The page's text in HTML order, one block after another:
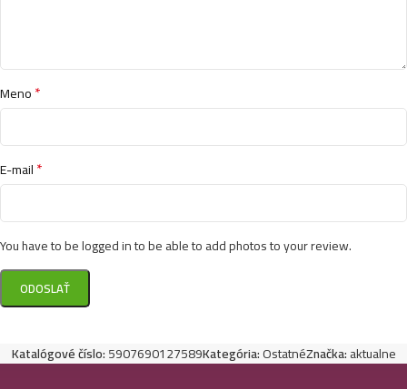
Meno*
E-mail*
You have to be logged in to be able to add photos to your review.
Katalógové číslo:5907690127589Kategória:OstatnéZnačka:aktualne